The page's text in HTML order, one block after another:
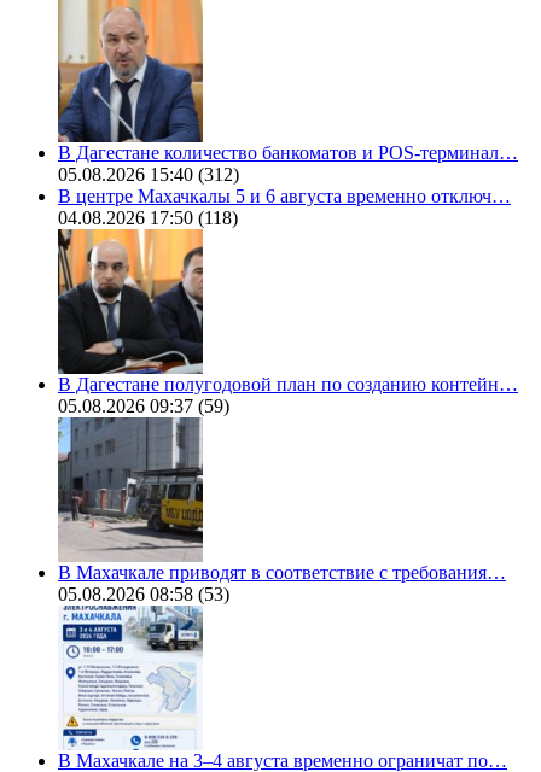
В Дагестане количество банкоматов и POS-терминал…
05.08.2026 15:40 (312)
В центре Махачкалы 5 и 6 августа временно отключ…
04.08.2026 17:50 (118)
В Дагестане полугодовой план по созданию контейн…
05.08.2026 09:37 (59)
В Махачкале приводят в соответствие с требования…
05.08.2026 08:58 (53)
В Махачкале на 3–4 августа временно ограничат по…